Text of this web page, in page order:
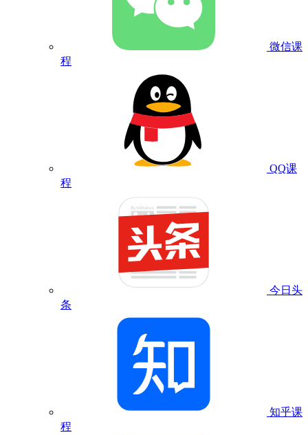
微信课
程
QQ课
程
今日头
条
知乎课
程